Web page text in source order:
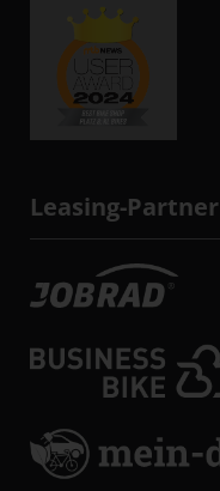
Leasing-Partner